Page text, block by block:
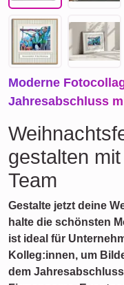
Moderne
Jahresabschluss
gestalten
Team
Gestalte jetzt deine
halte die schönsten
ist ideal für
Kolleg:innen, um
dem